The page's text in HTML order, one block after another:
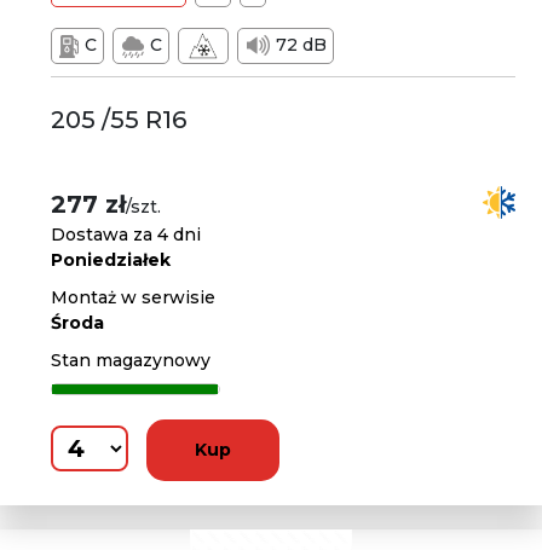
C C 72 dB
205 /55 R16
277 zł/szt.
Dostawa za 4 dni
Poniedziałek
Montaż w serwisie
Środa
Stan magazynowy
Kup